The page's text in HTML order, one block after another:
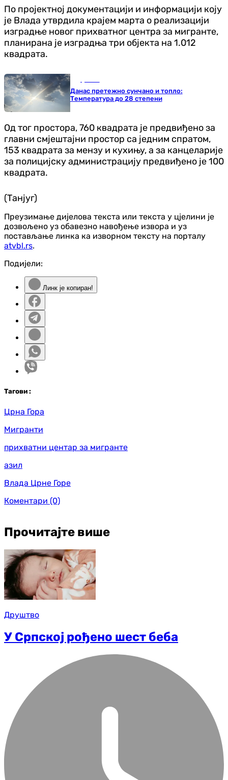
По пројектној документацији и информацији коју
је Влада утврдила крајем марта о реализацији
изградње новог прихватног центра за мигранте,
планирана је изградња три објекта на 1.012
квадрата.
Данас претежно сунчано и топло:
Температура до 28 степени
Од тог простора, 760 квадрата је предвиђено за
главни смјештајни простор са једним спратом,
153 квадрата за мензу и кухињу, а за канцеларије
за полицијску администрацију предвиђено је 100
квадрата.
(Танјуг)
Преузимање дијелова текста или текста у цјелини је
дозвољено уз обавезно навођење извора и уз
постављање линка ка изворном тексту на порталу
atvbl.rs.
Подијели:
Линк је копиран!
Тагови :
Црна Гора
Мигранти
прихватни центар за мигранте
азил
Влада Црне Горе
Коментари (0)
Прочитајте више
Друштво
У Српској рођено шест беба